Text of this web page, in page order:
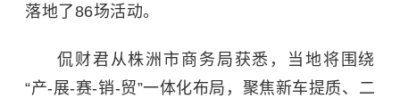
落地了86场活动。
侃财君从株洲市商务局获悉，当地将围绕
“产-展-赛-销-贸”一体化布局，聚焦新车提质、二